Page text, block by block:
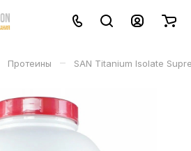
Протеины – SAN Titanium Isolate